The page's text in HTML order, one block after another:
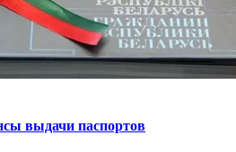
выдачи паспортов